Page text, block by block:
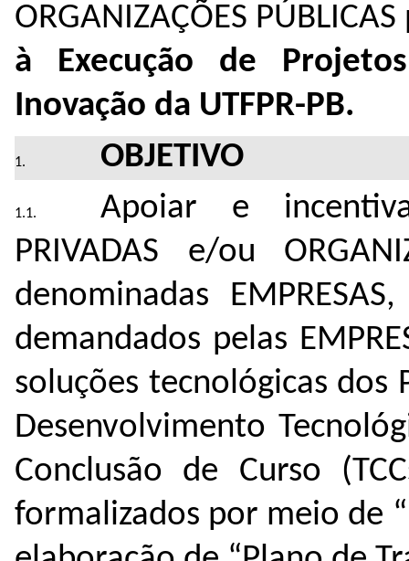
ORGANIZAÇÕES
à Execução de
Inovação da UTFPR-PB.
OBJETIVO
Apoiar e
PRIVADAS e/ou
denominadas
demandados pelas
soluções tecnológicas dos
Desenvolvimento
Conclusão de Curso
formalizados por meio de